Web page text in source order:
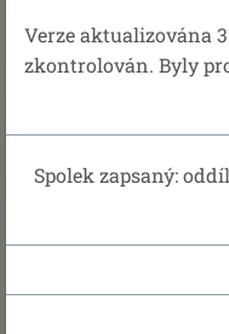
Verze aktualizována
zkontrolován. Byly
Spolek zapsaný: oddíl